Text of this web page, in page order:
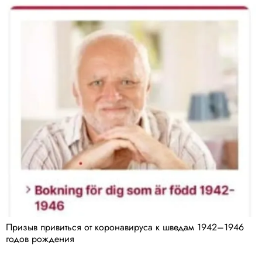
Призыв привиться от коронавируса к шведам 1942–1946
годов рождения